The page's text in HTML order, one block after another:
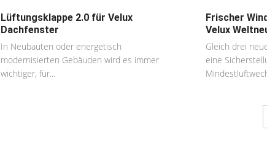
Lüftungsklappe 2.0 für Velux
Dachfenster
In Neubauten oder energetisch
modernisierten Gebäuden wird es immer
wichtiger, für...
Frischer
Velux
Gleich drei
eine